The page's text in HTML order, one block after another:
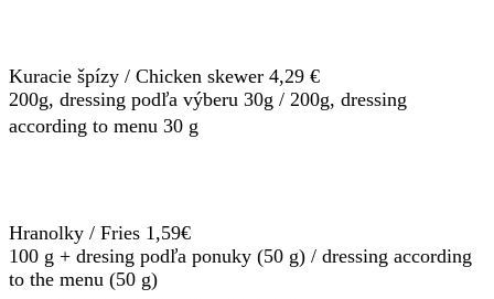
Kuracie špízy / Chicken skewer 4,29 €
200g, dressing podľa výberu 30g / 200g, dressing
according to menu 30 g
Hranolky / Fries 1,59€
100 g + dresing podľa ponuky (50 g) / dressing according
to the menu (50 g)